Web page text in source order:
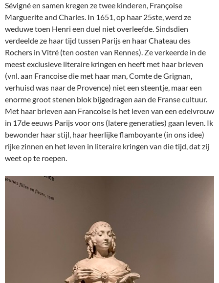
Sévigné en samen kregen ze twee kinderen, Françoise
Marguerite and Charles. In 1651, op haar 25ste, werd ze
weduwe toen Henri een duel niet overleefde. Sindsdien
verdeelde ze haar tijd tussen Parijs en haar Chateau des
Rochers in Vitré (ten oosten van Rennes). Ze verkeerde in de
meest exclusieve literaire kringen en heeft met haar brieven
(vnl. aan Francoise die met haar man, Comte de Grignan,
verhuisd was naar de Provence) niet een steentje, maar een
enorme groot stenen blok bijgedragen aan de Franse cultuur.
Met haar brieven aan Francoise is het leven van een edelvrouw
in 17de eeuws Parijs voor ons (latere generaties) gaan leven. Ik
bewonder haar stijl, haar heerlijke flamboyante (in ons idee)
rijke zinnen en het leven in literaire kringen van die tijd, dat zij
weet op te roepen.